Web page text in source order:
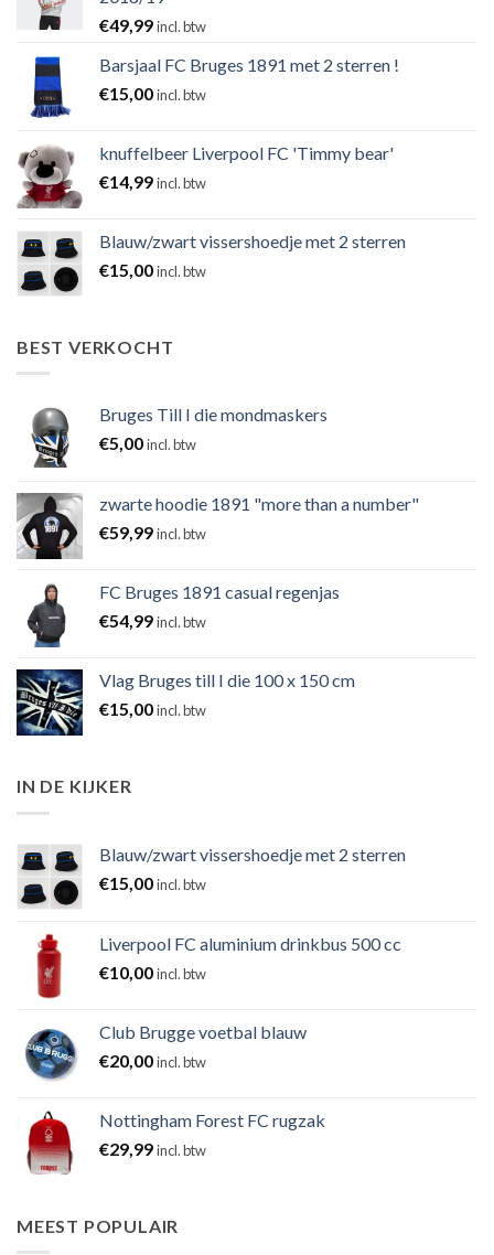
€49,99incl. btw
Barsjaal FC Bruges 1891 met 2 sterren !
€15,00incl. btw
knuffelbeer Liverpool FC 'Timmy bear'
€14,99incl. btw
Blauw/zwart vissershoedje met 2 sterren
€15,00incl. btw
BEST VERKOCHT
Bruges Till I die mondmaskers
€5,00incl. btw
zwarte hoodie 1891 "more than a number"
€59,99incl. btw
FC Bruges 1891 casual regenjas
€54,99incl. btw
Vlag Bruges till I die 100 x 150 cm
€15,00incl. btw
IN DE KIJKER
Blauw/zwart vissershoedje met 2 sterren
€15,00incl. btw
Liverpool FC aluminium drinkbus 500 cc
€10,00incl. btw
Club Brugge voetbal blauw
€20,00incl. btw
Nottingham Forest FC rugzak
€29,99incl. btw
MEEST POPULAIR